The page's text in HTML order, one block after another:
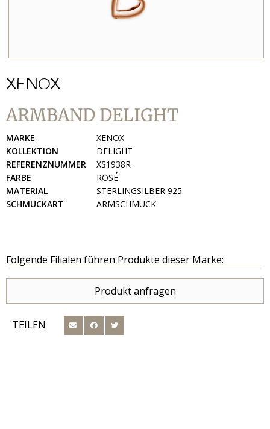
XENOX
ARMBAND DELIGHT
MARKE
XENOX
KOLLEKTION
DELIGHT
REFERENZNUMMER
XS1938R
FARBE
ROSÉ
MATERIAL
STERLINGSILBER 925
SCHMUCKART
ARMSCHMUCK
Folgende Filialen führen Produkte dieser Marke:
Produkt anfragen
TEILEN